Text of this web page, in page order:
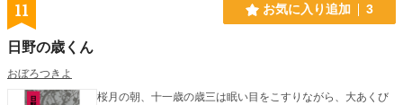
11 お気に入り追加 3
日野の歳くん
おぼろつきよ
桜月の朝、十一歳の歳三は眠い目をこすりながら、大あくび